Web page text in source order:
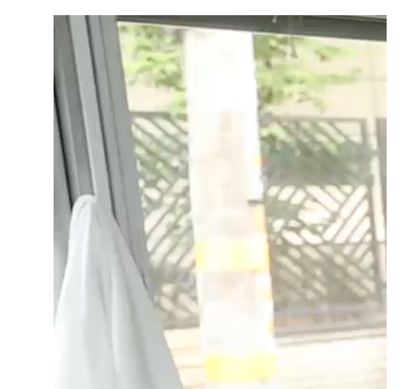
비디오
플레이어